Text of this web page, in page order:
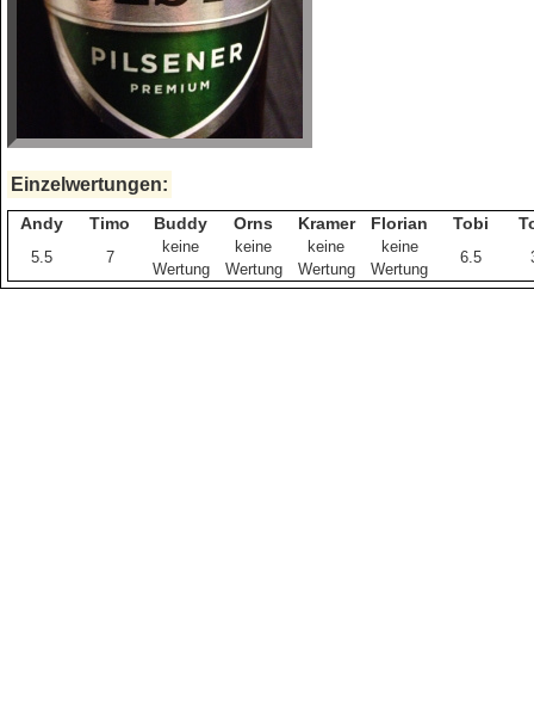
Einzelwertungen:
Andy Timo Buddy Orns Kramer Florian Tobi
5.5 7
keine
Wertung
keine
Wertung
keine
Wertung
keine
Wertung
6.5